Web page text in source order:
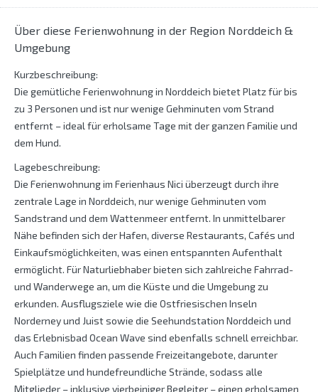
Über diese Ferienwohnung in der Region Norddeich &
Umgebung
Kurzbeschreibung:
Die gemütliche Ferienwohnung in Norddeich bietet Platz für bis
zu 3 Personen und ist nur wenige Gehminuten vom Strand
entfernt – ideal für erholsame Tage mit der ganzen Familie und
dem Hund.
Lagebeschreibung:
Die Ferienwohnung im Ferienhaus Nici überzeugt durch ihre
zentrale Lage in Norddeich, nur wenige Gehminuten vom
Sandstrand und dem Wattenmeer entfernt. In unmittelbarer
Nähe befinden sich der Hafen, diverse Restaurants, Cafés und
Einkaufsmöglichkeiten, was einen entspannten Aufenthalt
ermöglicht. Für Naturliebhaber bieten sich zahlreiche Fahrrad-
und Wanderwege an, um die Küste und die Umgebung zu
erkunden. Ausflugsziele wie die Ostfriesischen Inseln
Norderney und Juist sowie die Seehundstation Norddeich und
das Erlebnisbad Ocean Wave sind ebenfalls schnell erreichbar.
Auch Familien finden passende Freizeitangebote, darunter
Spielplätze und hundefreundliche Strände, sodass alle
Mitglieder – inklusive vierbeiniger Begleiter – einen erholsamen